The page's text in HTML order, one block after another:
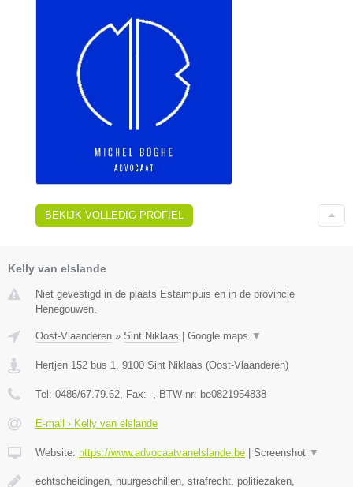
BEKIJK VOLLEDIG PROFIEL
Kelly van elslande
Niet gevestigd in de plaats Estaimpuis en in de provincie
Henegouwen.
Oost-Vlaanderen » Sint Niklaas Google maps ▼
Hertjen 152 bus 1, 9100 Sint Niklaas (Oost-Vlaanderen)
Tel: 0486/67.79.62, Fax: -, BTW-nr: be0821954838
E-mail › Kelly van elslande
Website: https://www.advocaatvanelslande.be Screenshot ▼
echtscheidingen, huurgeschillen, strafrecht, politiezaken,